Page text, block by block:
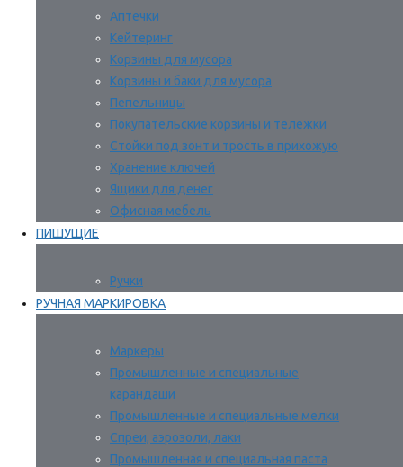
Аптечки
Кейтеринг
Корзины для мусора
Корзины и баки для мусора
Пепельницы
Покупательские корзины и тележки
Стойки под зонт и трость в прихожую
Хранение ключей
Ящики для денег
Офисная мебель
ПИШУЩИЕ
Ручки
РУЧНАЯ МАРКИРОВКА
Маркеры
Промышленные и специальные
карандаши
Промышленные и специальные мелки
Спреи, аэрозоли, лаки
Промышленная и специальная паста